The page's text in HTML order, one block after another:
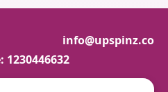
info@upspinz.co
1230446632